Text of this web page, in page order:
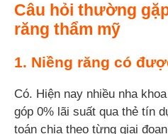
Câu hỏi thường
răng thẩm mỹ
1. Niềng răng có
Có. Hiện nay nhiều nha
góp 0% lãi suất qua thẻ tín
toán chia theo từng giai